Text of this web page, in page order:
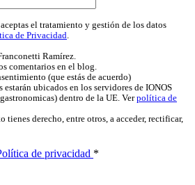
el tratamiento y gestión de los datos
de Privacidad
Ramírez.
comentarios en el blog.
(que estás de acuerdo)
ubicados en los servidores de IONOS
dentro de la UE. Verpolítica de
derecho, entre otros, a acceder, rectificar,
de privacidad *